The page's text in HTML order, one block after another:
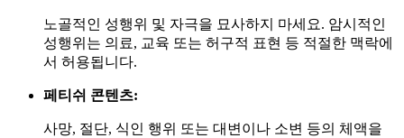
노골적인 성행위 및 자극을 묘사하지 마세요. 암시적인
성행위는 의료, 교육 또는 허구적 표현 등 적절한 맥락에
서 허용됩니다.
페티쉬 콘텐츠:
사망, 절단, 식인 행위 또는 대변이나 소변 등의 체액을